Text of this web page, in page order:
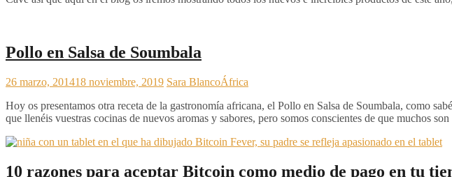
Pollo en Salsa de Soumbala
26 marzo, 201418 noviembre, 2019 Sara BlancoÁfrica
Hoy os presentamos otra receta de la gastronomía africana, el Pollo en Salsa de Soumbala, como
que llenéis vuestras cocinas de nuevos aromas y sabores, pero somos conscientes de que muchos
10 razones para aceptar Bitcoin como medio de pago en tu